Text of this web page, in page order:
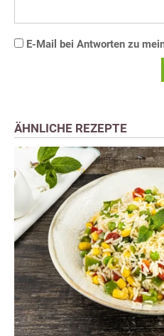
E-Mail bei Antworten zu
ÄHNLICHE REZEPTE